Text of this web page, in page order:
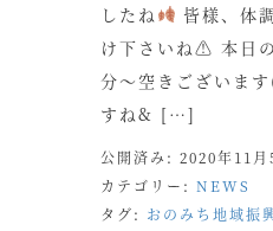
したね
皆様、体
け下さいね⚠ 本日
分〜空きございま
すね& […]
公開済み: 2020年11月
カテゴリー: NEWS
タグ: おのみち地域振